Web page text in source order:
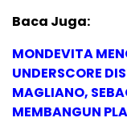
Baca Juga:
MONDEVITA
UNDERSCORE
MAGLIANO,
MEMBANGUN